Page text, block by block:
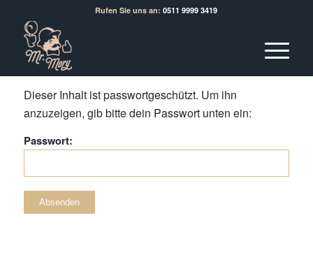
Rufen Sie uns an: 0511 9999 3419
Dieser Inhalt ist passwortgeschützt. Um ihn
anzuzeigen, gib bitte dein Passwort unten ein:
Passwort: